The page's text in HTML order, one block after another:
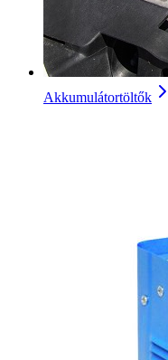
Akkumulátortöltők